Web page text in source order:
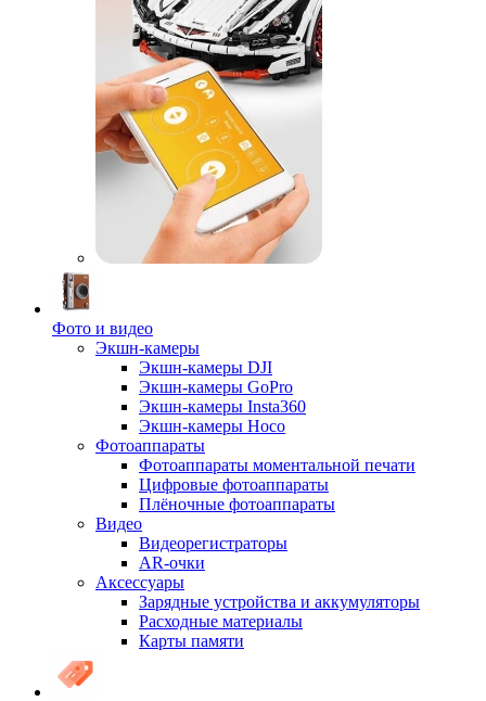
Фото и видео
Экшн-камеры
Экшн-камеры DJI
Экшн-камеры GoPro
Экшн-камеры Insta360
Экшн-камеры Hoco
Фотоаппараты
Фотоаппараты моментальной печати
Цифровые фотоаппараты
Плёночные фотоаппараты
Видео
Видеорегистраторы
AR-очки
Аксессуары
Зарядные устройства и аккумуляторы
Расходные материалы
Карты памяти